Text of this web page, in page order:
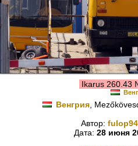
Ikarus 260.43
Венгрия,
Автор: fulop94
Дата: 28 июня